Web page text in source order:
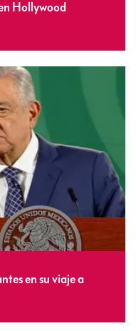
Hollywood
en su viaje a